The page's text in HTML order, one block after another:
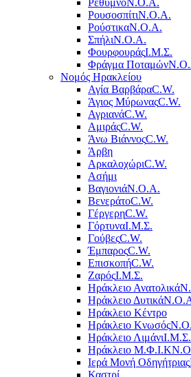
ΡέθυμνοΝ.Ο.Α.
ΡουσοσπίτιΝ.Ο.Α.
ΡούστικαΝ.Ο.Α.
ΣπήλιΝ.Ο.Α.
ΦουρφουράςΙ.Μ.Σ.
Φράγμα Ποταμών
Νομός Ηρακλείου
Αγία ΒαρβάραC.W.
Άγιος ΜύρωναςC.W.
ΑγριανάC.W.
ΑμιράςC.W.
Άνω ΒιάννοςC.W.
Άρβη
ΑρκαλοχώριC.W.
Ασήμι
ΒαγιονιάΝ.Ο.Α.
ΒενεράτοC.W.
ΓέργερηC.W.
ΓόρτυναΙ.Μ.Σ.
ΓούβεςC.W.
ΈμπαροςC.W.
ΕπισκοπήC.W.
ΖαρόςΙ.Μ.Σ.
Ηράκλειο Ανατολικά
Ηράκλειο Δυτικά
Ηράκλειο Κέντρο
Ηράκλειο Κνωσός
Ηράκλειο ΛιμάνιΙ.Μ.Σ.
Ηράκλειο Μ.Φ.Ι.Κ
Ιερά Μονή Οδηγήτριας